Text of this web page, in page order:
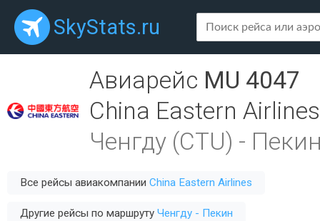
SkyStats.ru
Авиарейс MU 4047
China Eastern Airlines
Ченгду (CTU) -
Все рейсы авиакомпании China Eastern Airlines
Другие рейсы по маршруту Ченгду - Пекин